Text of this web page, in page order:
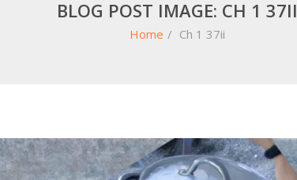
BLOG POST IMAGE: CH 1 37II
Home / Ch 1 37ii